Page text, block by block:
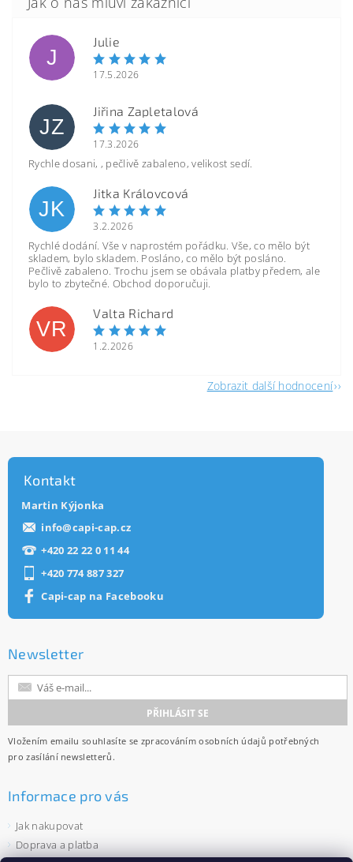
J
Julie
17.5.2026
JZ
Jiřina Zapletalová
17.3.2026
Rychle dosani, , pečlivě zabaleno, velikost sedí.
JK
Jitka Královcová
3.2.2026
Rychlé dodání. Vše v naprostém pořádku. Vše, co mělo být
skladem, bylo skladem. Posláno, co mělo být posláno.
Pečlivě zabaleno. Trochu jsem se obávala platby předem, ale
bylo to zbytečné. Obchod doporučuji.
VR
Valta Richard
1.2.2026
Zobrazit další hodnocení
Kontakt
Martin Kýjonka
info@capi-cap.cz
+420 22 22 0 11 44
+420 774 887 327
Capi-cap na Facebooku
Newsletter
Vložením emailu souhlasíte se zpracováním osobních údajů potřebných
pro zasílání newsletterů.
Informace pro vás
Jak nakupovat
Doprava a platba